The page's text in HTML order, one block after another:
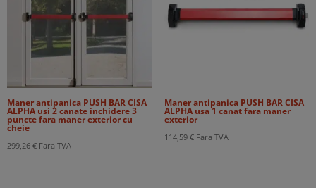
Maner antipanica PUSH BAR CISA
ALPHA usi 2 canate inchidere 3
puncte fara maner exterior cu
cheie
299,26 € Fara TVA
Maner antipanica PUSH BAR CISA
ALPHA usa 1 canat fara maner
exterior
114,59 € Fara TVA